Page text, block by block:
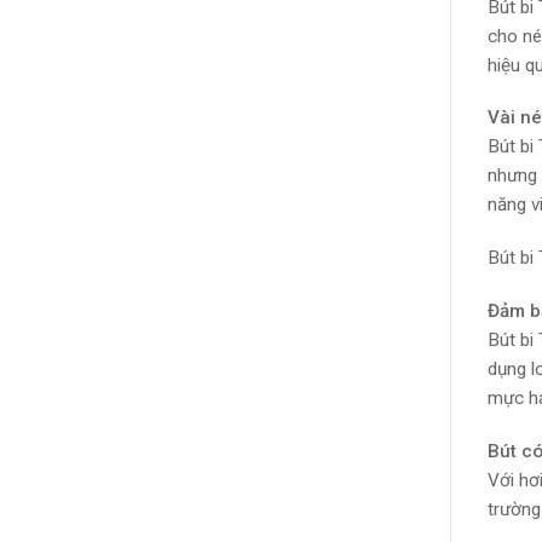
Bút bi
cho
hiệu
Vài
Bút bi
nhưng
năng
Bút bi
Đảm
Bút bi
dụng
mực
Bút
Với